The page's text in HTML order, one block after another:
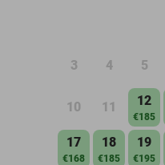
3 4 5
10 11 12
€185
17
€168
18
€185
19
€195